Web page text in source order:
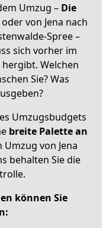
Umzug – Die
von Jena nach
Spree –
sich vorher im
Welchen
Sie? Was
Umzugsbudgets
breite Palette an
von Jena
behalten Sie die
können Sie